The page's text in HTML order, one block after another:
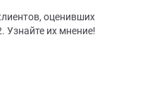
оценивших
их мнение!